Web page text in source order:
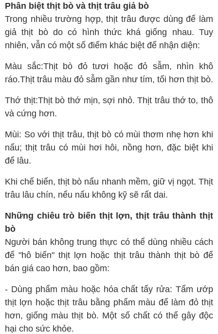
Phân biệt thịt bò và thịt trâu giả bò
Trong nhiều trường hợp, thịt trâu được dùng để làm
giả thịt bò do có hình thức khá giống nhau. Tuy
nhiên, vẫn có một số điểm khác biệt để nhận diện:
Màu sắc:Thịt bò đỏ tươi hoặc đỏ sẫm, nhìn khô
ráo.Thịt trâu màu đỏ sẫm gần như tím, tối hơn thịt bò.
Thớ thịt:Thịt bò thớ mịn, sợi nhỏ. Thịt trâu thớ to, thô
và cứng hơn.
Mùi: So với thịt trâu, thịt bò có mùi thơm nhẹ hơn khi
nấu; thịt trâu có mùi hơi hôi, nồng hơn, đặc biệt khi
để lâu.
Khi chế biến, thịt bò nấu nhanh mềm, giữ vị ngọt. Thịt
trâu lâu chín, nếu nấu không kỹ sẽ rất dai.
Những chiêu trò biến thịt lợn, thịt trâu thành thịt
bò
Người bán không trung thực có thể dùng nhiều cách
để "hô biến" thịt lợn hoặc thịt trâu thành thịt bò để
bán giá cao hơn, bao gồm:
- Dùng phẩm màu hoặc hóa chất tẩy rửa: Tẩm ướp
thịt lợn hoặc thịt trâu bằng phẩm màu để làm đỏ thịt
hơn, giống màu thịt bò. Một số chất có thể gây độc
hại cho sức khỏe.